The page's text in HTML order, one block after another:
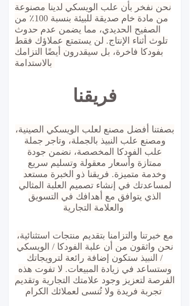
نحن نفخر بأن علب الويسكي لدينا مصنوعة
من مادة خام صديقة للبيئة بنسبة 100٪ من
الصفيح الحديدي، مما يضمن عدم حدوث
تلوث أثناء الإنتاج. لن يستمتع عملاؤك فقط
بفودكا فاخرة، بل سيقدرون أيضًا التزامك
فريقنا
بصفتنا أفضل مصنع لعلب الويسكي الصينية،
ومصنع علب النبيذ بالجملة، وتاجر جملة
علب الفودكا المخصصة، نضمن جودة
ممتازة وأسعار معقولة وتسليم سريع
وخدمة متميزة. فريقنا ذو الخبرة مستعد
لمساعدتك في إنشاء تصميم العلبة المثالي
الذي يتوافق مع أهدافك في التسويق
مع خبرتنا والتزامنا بتقديم منتجات استثنائية،
نحن واثقون من أن علبة الفودكا / الويسكي
/ النبيذ ستكون إضافة رائعة لترويجاتك
وستساعد في زيادة المبيعات. لا تفوت هذه
الفرصة لتعزيز وجود علامتك التجارية وتقديم